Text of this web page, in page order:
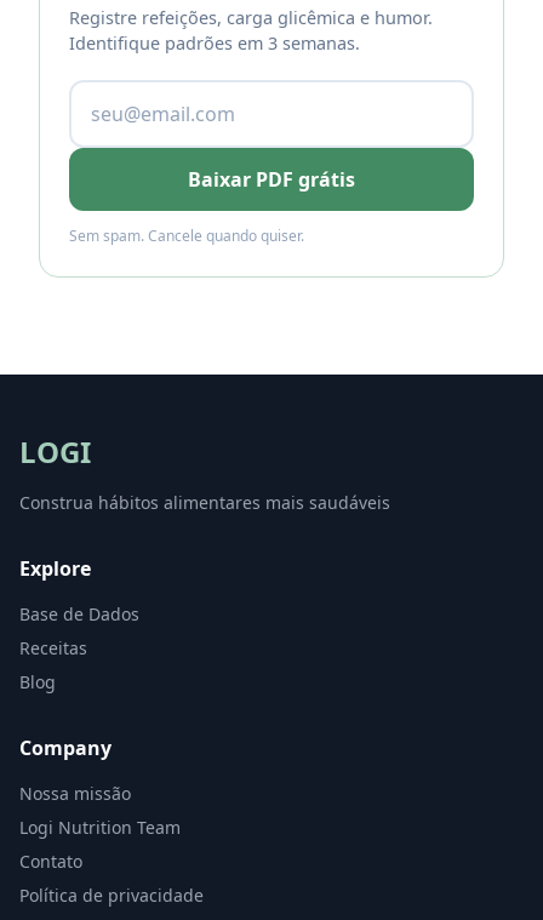
Registre refeições, carga glicêmica e humor.
Identifique padrões em 3 semanas.
Baixar PDF grátis
Sem spam. Cancele quando quiser.
LOGI
Construa hábitos alimentares mais saudáveis
Explore
Base de Dados
Receitas
Blog
Company
Nossa missão
Logi Nutrition Team
Contato
Política de privacidade